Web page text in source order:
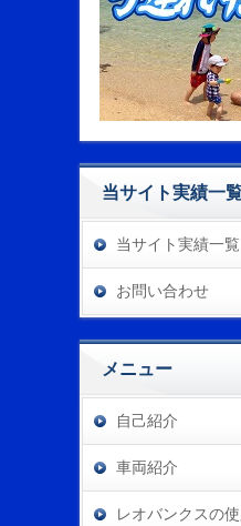
当サイト実績一
当サイト実績一覧
お問い合わせ
メニュー
自己紹介
車両紹介
レオバンクスの